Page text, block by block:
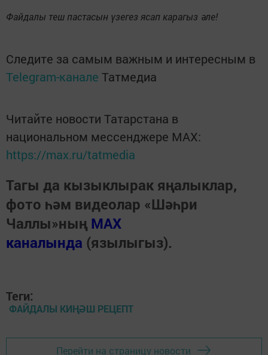
Файдалы теш пастасын үзегез ясап карагыз әле!
Следите за самым важным и интересным в
Telegram-канале Татмедиа
Читайте новости Татарстана в
национальном мессенджере MАХ:
https://max.ru/tatmedia
Тагы да кызыклырак яңалыклар,
фото һәм видеолар «Шәһри
Чаллы»ның MAX
каналында (язылыгыз).
Теги:
ФАЙДАЛЫ КИҢӘШ РЕЦЕПТ
Перейти на страницу новости